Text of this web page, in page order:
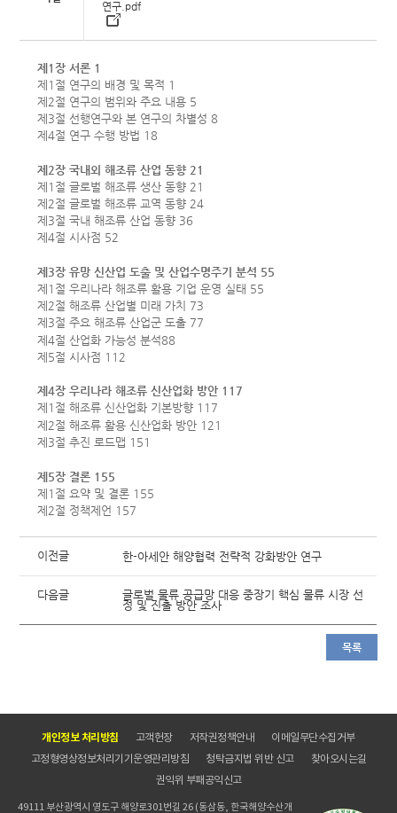
연구.pdf
제1장 서론 1
제1절 연구의 배경 및 목적 1
제2절 연구의 범위와 주요 내용 5
제3절 선행연구와 본 연구의 차별성 8
제4절 연구 수행 방법 18
제2장 국내외 해조류 산업 동향 21
제1절 글로벌 해조류 생산 동향 21
제2절 글로벌 해조류 교역 동향 24
제3절 국내 해조류 산업 동향 36
제4절 시사점 52
제3장 유망 신산업 도출 및 산업수명주기 분석 55
제1절 우리나라 해조류 활용 기업 운영 실태 55
제2절 해조류 산업별 미래 가치 73
제3절 주요 해조류 산업군 도출 77
제4절 산업화 가능성 분석88
제5절 시사점 112
제4장 우리나라 해조류 신산업화 방안 117
제1절 해조류 신산업화 기본방향 117
제2절 해조류 활용 신산업화 방안 121
제3절 추진 로드맵 151
제5장 결론 155
제1절 요약 및 결론 155
제2절 정책제언 157
이전글 한-아세안 해양협력 전략적 강화방안 연구
다음글
글로벌 물류 공급망 대응 중장기 핵심 물류 시장 선
정 및 진출 방안 조사
목록
개인정보 처리방침 고객헌장 저작권정책안내
이메일무단수집거부
고정형영상정보처리기기운영관리방침
청탁금지법 위반 신고
찾아오시는길
권익위 부패공익신고
49111 부산광역시 영도구 해양로301번길 26 (동삼동, 한국해양수산개